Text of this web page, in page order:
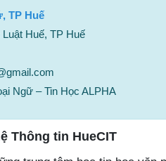
TP Huế
Huế, TP Huế
Ngữ – Tin Học ALPHA
Thông tin HueCIT